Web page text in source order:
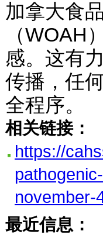
加拿大食
（WOAH
感。这有
传播，任
全程序。
相关链接：
https://
november-
最近信息：